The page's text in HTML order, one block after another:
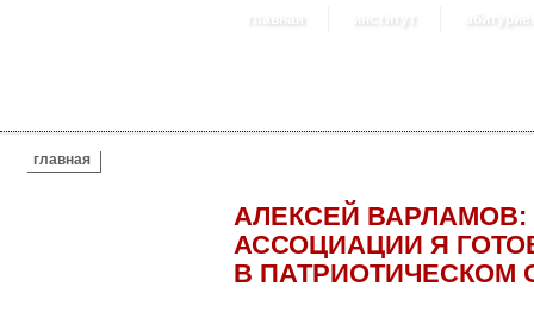
главная институт
ВЫ ЗДЕСЬ
главная
АЛЕКСЕЙ
АССОЦИАЦИИ Я
В ПАТРИОТИЧЕСКОМ